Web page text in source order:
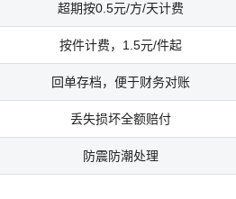
超期按0.5元/方/天计费
按件计费，1.5元/件起
回单存档，便于财务对账
丢失损坏全额赔付
防震防潮处理